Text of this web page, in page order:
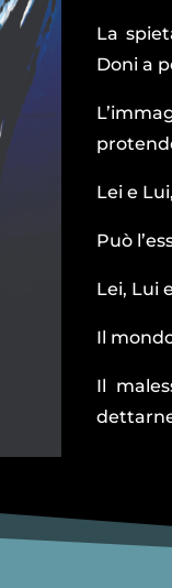
La
Doni a
Lei e
Può
Lei, Lui
Il
Il